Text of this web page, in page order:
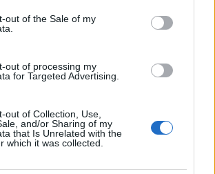
out of the Sale of my
out of processing my
for Targeted Advertising.
out of Collection, Use,
and/or Sharing of my
that Is Unrelated with the
which it was collected.